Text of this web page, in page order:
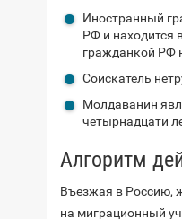
Иностранный
РФ и находится
гражданкой РФ
Соискатель
Молдаванин
четырнадцати
Алгоритм
Въезжая в Россию,
на миграционный